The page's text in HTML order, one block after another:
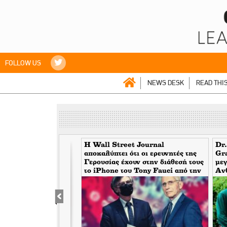
FOLLOW US
NEWS DESK READ
H Wall Street Journal
αποκαλύπτει ότι οι ερευνητές της
Γερουσίας έχουν στην διάθεσή τους
το iPhone του Tony Fauci από την
περίοδο της πανδημίας. Τι
σημαίνει αυτό για τον εμπλεκόμενο
Σωτήρη Τσιόδρα